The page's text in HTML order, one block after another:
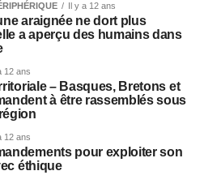
Il y a 12 ans
araignée ne dort plus
a aperçu des humains dans
12 ans
– Basques, Bretons et
à être rassemblés sous
12 ans
pour exploiter son
éthique